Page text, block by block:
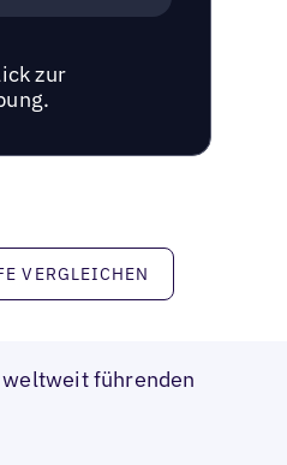
zur
VERGLEICHEN
führenden